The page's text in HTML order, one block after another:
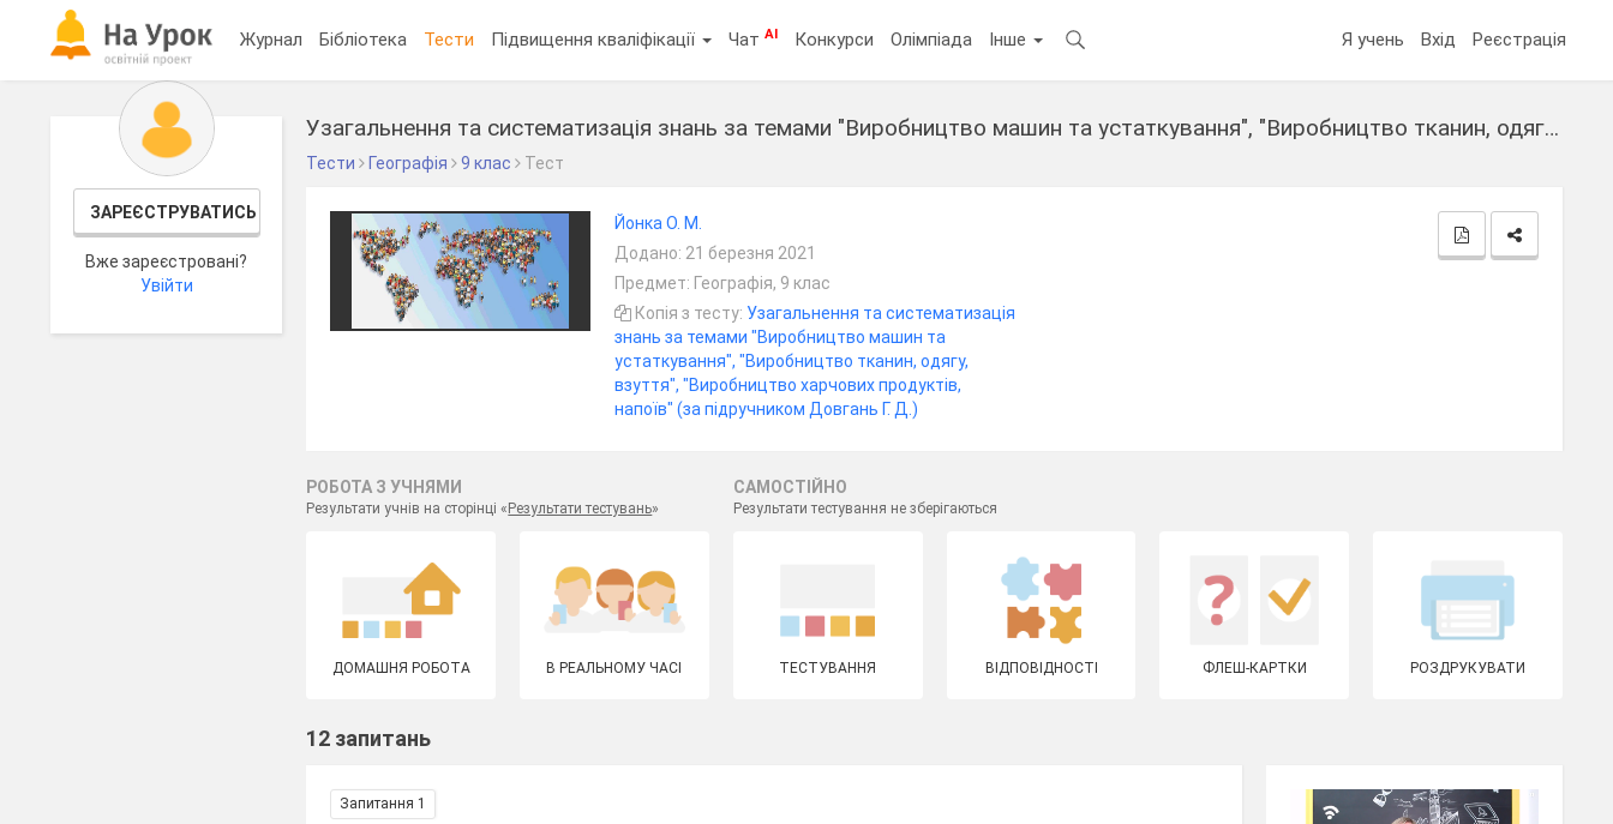
Журнал Бібліотека Тести Підвищення кваліфікації ЧатAI Конкурси Олімпіада Інше Я учень Вхід Реєстрація
ЗАРЕЄСТРУВАТИСЬ
Вже зареєстровані?
Увійти
Узагальнення та систематизація знань за темами "Виробництво машин та устаткування", "Виробництво тканин, одягу, взуття", "Виробництво харчових продуктів, напоїв"
Тести Географія 9 клас Тест
Йонка О. М.
Додано: 21 березня 2021
Предмет: Географія, 9 клас
Копія з тесту: Узагальнення та систематизація
знань за темами "Виробництво машин та
устаткування", "Виробництво тканин, одягу,
взуття", "Виробництво харчових продуктів,
напоїв" (за підручником Довгань Г. Д.)
РОБОТА З УЧНЯМИ
Результати учнів на сторінці « Результати тестувань»
САМОСТІЙНО
Результати тестування не зберігаються
ДОМАШНЯ РОБОТА В РЕАЛЬНОМУ ЧАСІ ТЕСТУВАННЯ ВІДПОВІДНОСТІ ФЛЕШ-КАРТКИ РОЗДРУКУВАТИ
12 запитань
Запитання 1